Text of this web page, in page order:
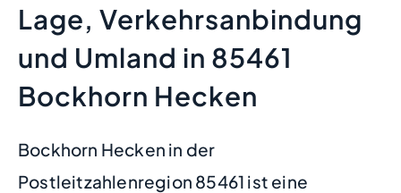
Lage, Verkehrsanbindung
und Umland in 85461
Bockhorn Hecken
Bockhorn Hecken in der
Postleitzahlenregion 85461 ist eine